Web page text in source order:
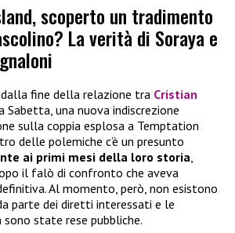
scoperto un tradimento
La verità di Soraya e
fine della relazione tra Cristian
Sabetta, una nuova indiscrezione
sulla coppia esplosa a Temptation
delle polemiche c’è un presunto
ai primi mesi della loro storia
il falò di confronto che aveva
Al momento, però, non esistono
parte dei diretti interessati e le
state rese pubbliche.